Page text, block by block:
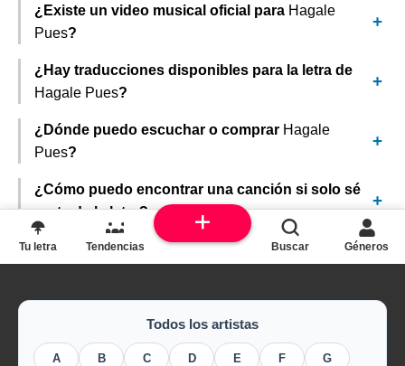
¿Existe un video musical oficial para Hagale
Pues?
¿Hay traducciones disponibles para la letra de
Hagale Pues?
¿Dónde puedo escuchar o comprar Hagale
Pues?
¿Cómo puedo encontrar una canción si solo sé
parte de la letra?
Todos los artistas
A B C D E F G
Tu letra Tendencias Buscar Géneros